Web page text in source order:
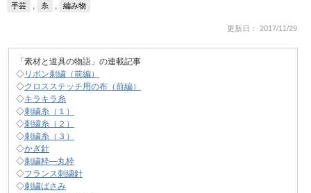
手芸 , 糸 , 編み物
更新日： 2017/11/29
「素材と道具の物語」の連載記事
◇リボン刺繍（前編）
◇クロスステッチ用の布（前編）
◇キラキラ糸
◇刺繍糸（１）
◇刺繍糸（２）
◇刺繍糸（３）
◇かぎ針
◇刺繍枠―丸枠
◇フランス刺繍針
◇刺繍ばさみ